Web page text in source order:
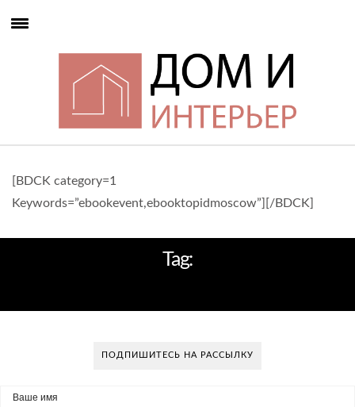
[BDCK category=1
Keywords=”ebookevent,ebooktopidmoscow”][/BDCK]
Tag:
ПОДПИШИТЕСЬ НА РАССЫЛКУ